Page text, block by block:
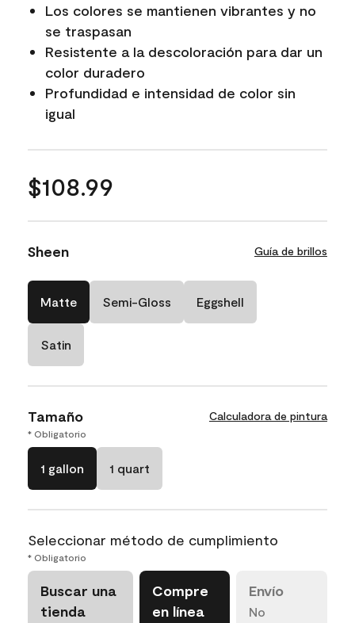
Los colores se mantienen vibrantes y no
se traspasan
Resistente a la descoloración para dar un
color duradero
Profundidad e intensidad de color sin
igual
$108.99
Sheen Guía de brillos
Matte Semi-Gloss Eggshell
Satin
Tamaño Calculadora de pintura
* Obligatorio
1 gallon 1 quart
Seleccionar método de cumplimiento
* Obligatorio
Buscar una
tienda
Compre
en línea
Envío
No